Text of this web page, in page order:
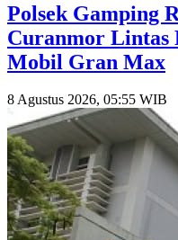
Polsek Gamping
Curanmor Lintas
Mobil Gran Max
8 Agustus 2026, 05:55 WIB